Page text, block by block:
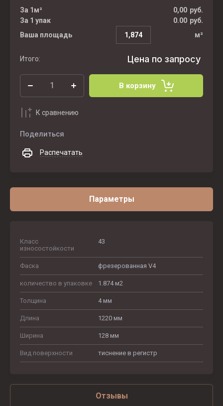
За 1м² 0,00 руб.
За 1 упак
0.00 руб.
Ваша площадь
м²
Итого: Цена по запросу
В корзину
К сравнению
Поделиться
Распечатать
Параметры
Класс
износостойкости
43
Фаска фрезерованная V4
количество в упаковке 1.874 м2
Толщина 4 мм
Длина 1220 мм
Ширина 128 мм
Вид поверхности тиснение в регистр
Отзывы